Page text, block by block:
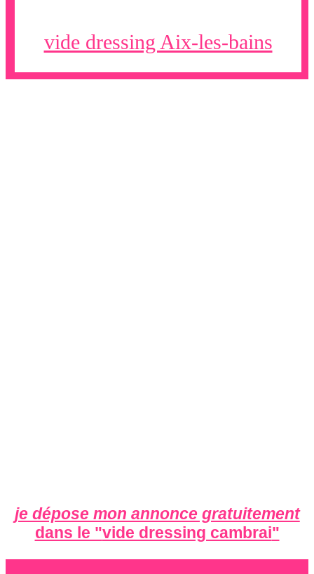
vide dressing Aix-les-bains
je dépose mon annonce gratuitement
dans le "vide dressing cambrai"